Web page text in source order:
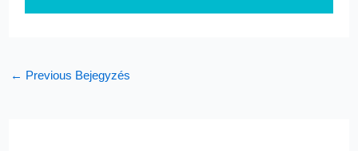
← Previous Bejegyzés